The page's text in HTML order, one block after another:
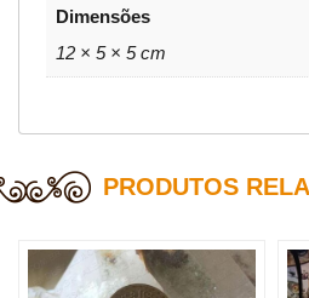
Dimensões
12 × 5 × 5 cm
PRODUTOS